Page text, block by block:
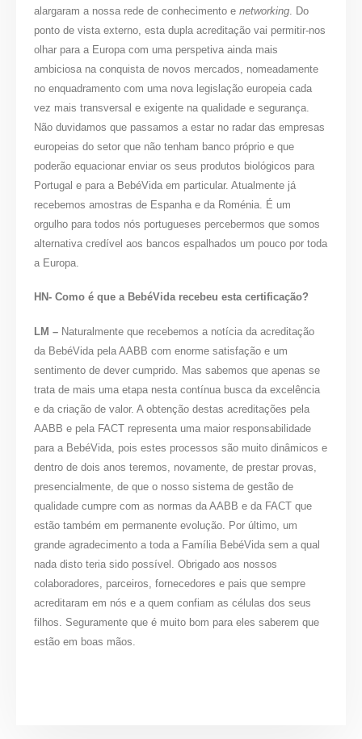
alargaram a nossa rede de conhecimento enetworking . Do
ponto de vista externo, esta dupla acreditação vai permitir-nos
olhar para a Europa com uma perspetiva ainda mais
ambiciosa na conquista de novos mercados, nomeadamente
no enquadramento com uma nova legislação europeia cada
vez mais transversal e exigente na qualidade e segurança.
Não duvidamos que passamos a estar no radar das empresas
europeias do setor que não tenham banco próprio e que
poderão equacionar enviar os seus produtos biológicos para
Portugal e para a BebéVida em particular. Atualmente já
recebemos amostras de Espanha e da Roménia. É um
orgulho para todos nós portugueses percebermos que somos
alternativa credível aos bancos espalhados um pouco por toda
a Europa.
HN- Como é que a BebéVida recebeu esta certificação?
LM – Naturalmente que recebemos a notícia da acreditação
da BebéVida pela AABB com enorme satisfação e um
sentimento de dever cumprido. Mas sabemos que apenas se
trata de mais uma etapa nesta contínua busca da excelência
e da criação de valor. A obtenção destas acreditações pela
AABB e pela FACT representa uma maior responsabilidade
para a BebéVida, pois estes processos são muito dinâmicos e
dentro de dois anos teremos, novamente, de prestar provas,
presencialmente, de que o nosso sistema de gestão de
qualidade cumpre com as normas da AABB e da FACT que
estão também em permanente evolução. Por último, um
grande agradecimento a toda a Família BebéVida sem a qual
nada disto teria sido possível. Obrigado aos nossos
colaboradores, parceiros, fornecedores e pais que sempre
acreditaram em nós e a quem confiam as células dos seus
filhos. Seguramente que é muito bom para eles saberem que
estão em boas mãos.